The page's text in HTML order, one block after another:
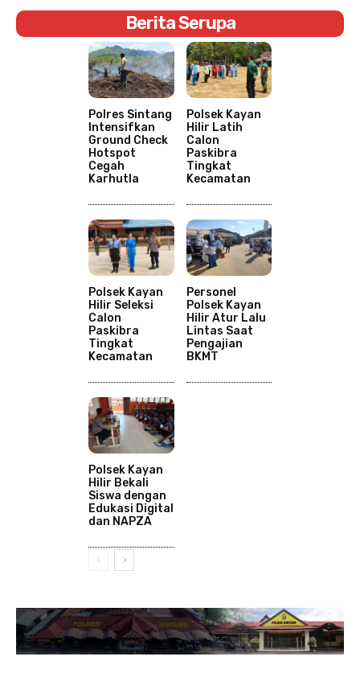
Berita Serupa
Polres Sintang
Intensifkan
Ground Check
Hotspot
Cegah
Karhutla
Polsek Kayan
Hilir Latih
Calon
Paskibra
Tingkat
Kecamatan
Polsek Kayan
Hilir Seleksi
Calon
Paskibra
Tingkat
Kecamatan
Personel
Polsek Kayan
Hilir Atur Lalu
Lintas Saat
Pengajian
BKMT
Polsek Kayan
Hilir Bekali
Siswa dengan
Edukasi Digital
dan NAPZA